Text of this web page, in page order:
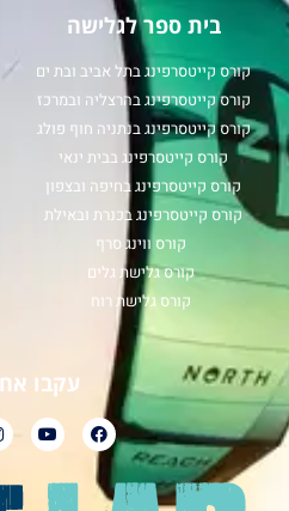
בית ספר לגלישה
קורס קייטסרפינג בתל אביב ובת ים
קורס קייטסרפינג בהרצליה ובמרכז
קורס קייטסרפינג בנתניה חוף פולג
קורס קייטסרפינג בבית ינאי
קורס קייטסרפינג בחיפה ובצפון
קורס קייטסרפינג בכנרת ובאילת
קורס ווינג סרף
קורס גלישת גלים
קורס גלישת רוח
עקבו